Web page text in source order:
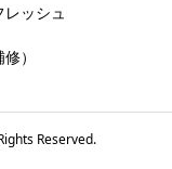
レッシュ
）
Reserved.